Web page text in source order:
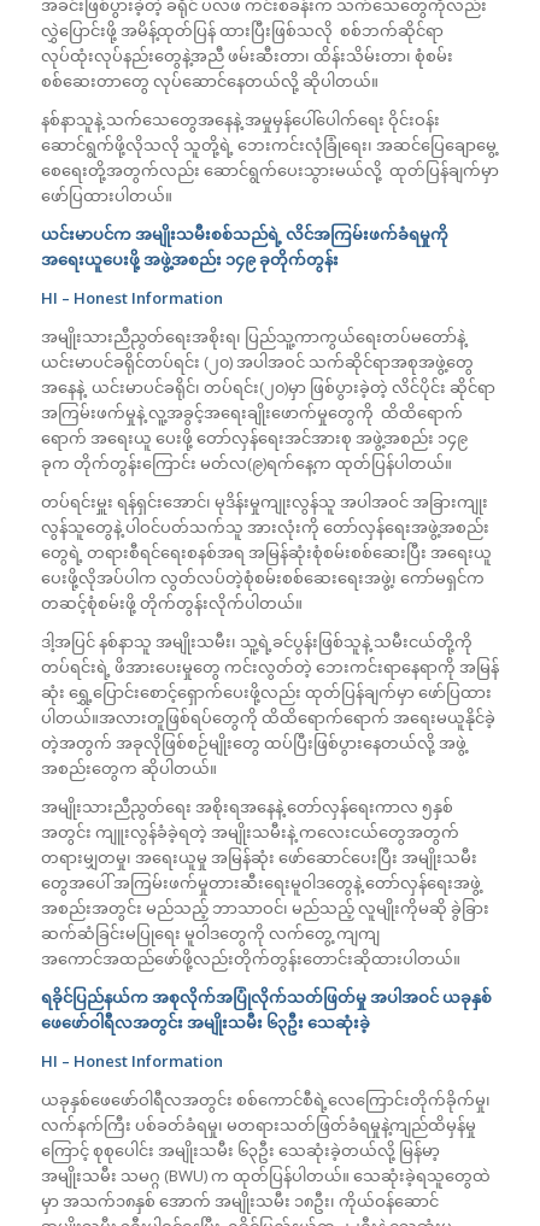
အခင်းဖြစ်ပွားခဲ့တဲ့ ခရိုင် ပလဖ ကင်းစခန်းက သက်သေတွေကိုလည်း
လွှဲပြောင်းဖို့ အမိန့်ထုတ်ပြန် ထားပြီးဖြစ်သလို စစ်ဘက်ဆိုင်ရာ
လုပ်ထုံးလုပ်နည်းတွေနဲ့အညီ ဖမ်းဆီးတာ၊ ထိန်းသိမ်းတာ၊ စုံစမ်း
စစ်ဆေးတာတွေ လုပ်ဆောင်နေတယ်လို့ ဆိုပါတယ်။
နစ်နာသူနဲ့ သက်သေတွေအနေနဲ့ အမှုမှန်ပေါ်ပေါက်ရေး ဝိုင်းဝန်း
ဆောင်ရွက်ဖို့လိုသလို သူတို့ရဲ့ ဘေးကင်းလုံခြုံရေး၊ အဆင်ပြေချောမွေ့
စေရေးတို့အတွက်လည်း ဆောင်ရွက်ပေးသွားမယ်လို့ ထုတ်ပြန်ချက်မှာ
ဖော်ပြထားပါတယ်။
ယင်းမာပင်က အမျိုးသမီးစစ်သည်ရဲ့ လိင်အကြမ်းဖက်ခံရမှုကို
အရေးယူပေးဖို့ အဖွဲ့အစည်း ၁၄၉ ခုတိုက်တွန်း
HI – Honest Information
အမျိုးသားညီညွတ်ရေးအစိုးရ၊ ပြည်သူ့ကာကွယ်ရေးတပ်မတော်နဲ့
ယင်းမာပင်ခရိုင်တပ်ရင်း (၂၀) အပါအဝင် သက်ဆိုင်ရာအစုအဖွဲ့တွေ
အနေနဲ့ ယင်းမာပင်ခရိုင်၊ တပ်ရင်း(၂၀)မှာ ဖြစ်ပွားခဲ့တဲ့ လိင်ပိုင်း ဆိုင်ရာ
အကြမ်းဖက်မှုနဲ့ လူ့အခွင့်အရေးချိုးဖောက်မှုတွေကို ထိထိရောက်
ရောက် အရေးယူ ပေးဖို့ တော်လှန်ရေးအင်အားစု အဖွဲ့အစည်း ၁၄၉
ခုက တိုက်တွန်းကြောင်း မတ်လ(၉)ရက်နေ့က ထုတ်ပြန်ပါတယ်။
တပ်ရင်းမှူး ရန်ရှင်းအောင်၊ မုဒိန်းမှုကျုးလွန်သူ အပါအဝင် အခြားကျုး
လွန်သူတွေနဲ့ ပါဝင်ပတ်သက်သူ အားလုံးကို တော်လှန်ရေးအဖွဲ့အစည်း
တွေရဲ့ တရားစီရင်ရေးစနစ်အရ အမြန်ဆုံးစုံစမ်းစစ်ဆေးပြီး အရေးယူ
ပေးဖို့လိုအပ်ပါက လွတ်လပ်တဲ့စုံစမ်းစစ်ဆေးရေးအဖွဲ့၊ ကော်မရှင်က
တဆင့်စုံစမ်းဖို့ တိုက်တွန်းလိုက်ပါတယ်။
ဒါ့အပြင် နစ်နာသူ အမျိုးသမီး၊ သူ့ရဲ့ခင်ပွန်းဖြစ်သူနဲ့ သမီးငယ်တို့ကို
တပ်ရင်းရဲ့ ဖိအားပေးမှုတွေ ကင်းလွတ်တဲ့ ဘေးကင်းရာနေရာကို အမြန်
ဆုံး ရွှေ့ပြောင်းစောင့်ရှောက်ပေးဖို့လည်း ထုတ်ပြန်ချက်မှာ ဖော်ပြထား
ပါတယ်။အလားတူဖြစ်ရပ်တွေကို ထိထိရောက်ရောက် အရေးမယူနိုင်ခဲ့
တဲ့အတွက် အခုလိုဖြစ်စဉ်မျိုးတွေ ထပ်ပြီးဖြစ်ပွားနေတယ်လို့ အဖွဲ့
အစည်းတွေက ဆိုပါတယ်။
အမျိုးသားညီညွတ်ရေး အစိုးရအနေနဲ့ တော်လှန်ရေးကာလ ၅နှစ်
အတွင်း ကျူးလွန်ခံခဲ့ရတဲ့ အမျိုးသမီးနဲ့ ကလေးငယ်တွေအတွက်
တရားမျှတမှု၊ အရေးယူမှု အမြန်ဆုံး ဖော်ဆောင်ပေးပြီး အမျိုးသမီး
တွေအပေါ် အကြမ်းဖက်မှုတားဆီးရေးမူဝါဒတွေနဲ့ တော်လှန်ရေးအဖွဲ့
အစည်းအတွင်း မည်သည့် ဘာသာဝင်၊ မည်သည့် လူမျိုးကိုမဆို ခွဲခြား
ဆက်ဆံခြင်းမပြုရေး မူဝါဒတွေကို လက်တွေ့ ကျကျ
အကောင်အထည်ဖော်ဖို့လည်းတိုက်တွန်းတောင်းဆိုထားပါတယ်။
ရခိုင်ပြည်နယ်က အစုလိုက်အပြုံလိုက်သတ်ဖြတ်မှု အပါအဝင် ယခုနှစ်
ဖေဖော်ဝါရီလအတွင်း အမျိုးသမီး ၆၃ဦး သေဆုံးခဲ့
HI – Honest Information
ယခုနှစ်ဖေဖော်ဝါရီလအတွင်း စစ်ကောင်စီရဲ့လေကြောင်းတိုက်ခိုက်မှု၊
လက်နက်ကြီး ပစ်ခတ်ခံရမှု၊ မတရားသတ်ဖြတ်ခံရမှုနဲ့ကျည်ထိမှန်မှု
ကြောင့် စုစုပေါင်း အမျိုးသမီး ၆၃ဦး သေဆုံးခဲ့တယ်လို့ မြန်မာ့
အမျိုးသမီး သမဂ္ဂ (BWU) က ထုတ်ပြန်ပါတယ်။ သေဆုံးခဲ့ရသူတွေထဲ
မှာ အသက်၁၈နှစ် အောက် အမျိုးသမီး ၁၈ဦး၊ ကိုယ်ဝန်ဆောင်